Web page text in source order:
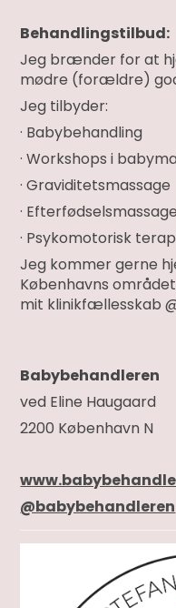
Behandlingstilbud:
Jeg brænder for at
mødre (forældre)
Jeg tilbyder:
· Babybehandling
· Workshops i
· Graviditetsmassage
· Efterfødselsmassage
· Psykomotorisk
Jeg kommer gerne
Københavns
mit klinikfællesskab
Babybehandleren
ved Eline Haugaard
2200 København N
@babybehandleren